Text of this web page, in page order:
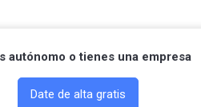
autónomo o tienes una empresa
Date de alta gratis